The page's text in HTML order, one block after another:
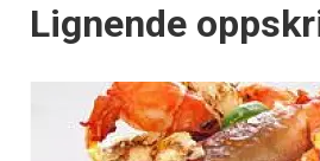
Lignende